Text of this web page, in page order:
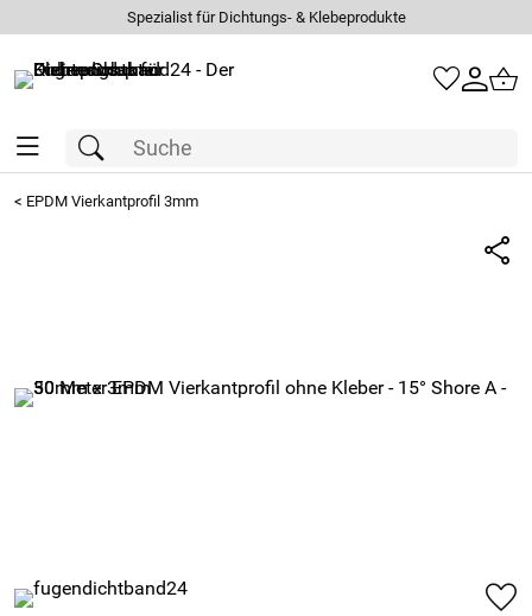
Spezialist für Dichtungs- & Klebeprodukte
< EPDM Vierkantprofil 3mm